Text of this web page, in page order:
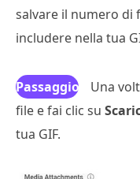
salvare il numero di
includere nella tua
Passaggio
5
Una
file e fai clic su
tua GIF.